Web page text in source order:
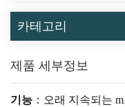
카테고리
제품 세부정보
기능 ： 오래 지속되는 m